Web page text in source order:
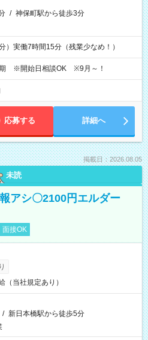
/ 神保町駅から徒歩3分
）実働7時間15分（残業少なめ！）
期 ※開始日相談OK ※9月～！
応募する 詳細へ
掲載日：2026.08.05
未読
アシ〇2100円エルダー
面接OK
（当社規定あり）
/ 新日本橋駅から徒歩5分